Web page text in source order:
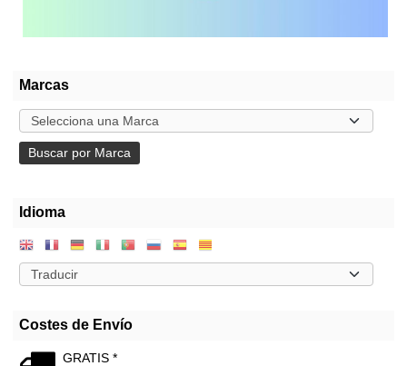
Marcas
Idioma
Costes de Envío
GRATIS *